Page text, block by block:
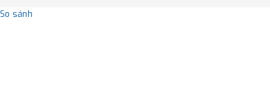
So sánh